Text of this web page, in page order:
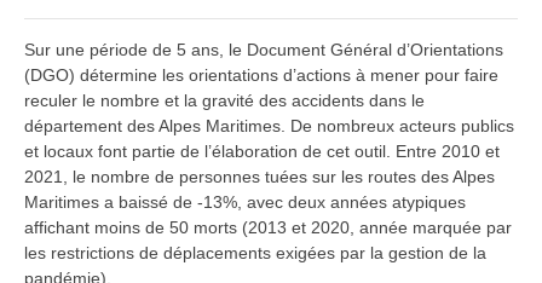
Sur une période de 5 ans, le Document Général d’Orientations
(DGO) détermine les orientations d’actions à mener pour faire
reculer le nombre et la gravité des accidents dans le
département des Alpes Maritimes. De nombreux acteurs publics
et locaux font partie de l’élaboration de cet outil. Entre 2010 et
2021, le nombre de personnes tuées sur les routes des Alpes
Maritimes a baissé de -13%, avec deux années atypiques
affichant moins de 50 morts (2013 et 2020, année marquée par
les restrictions de déplacements exigées par la gestion de la
pandémie).